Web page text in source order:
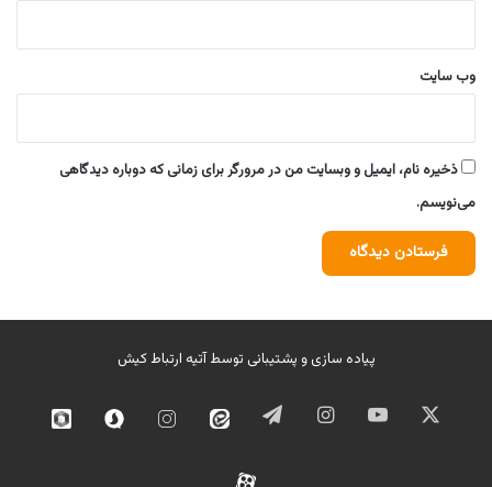
وب‌ سایت
ذخیره نام، ایمیل و وبسایت من در مرورگر برای زمانی که دوباره دیدگاهی
می‌نویسم.
پیاده سازی و پشتیبانی توسطآتیه ارتباط کیش
ایکس یوتیوب اینستاگرامتلگرام ایتا
اینستاگرامسروش